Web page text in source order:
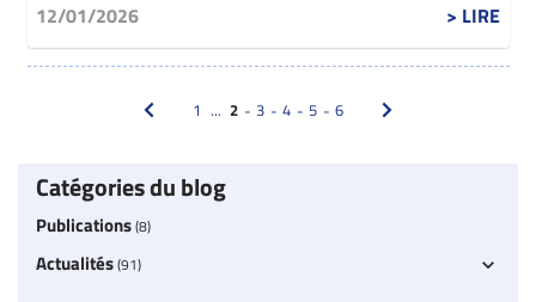
Catégories du blog
Publications(8)
Actualités(91)
12/01/2026 > LIRE
1 ... 2 3 4 5 6